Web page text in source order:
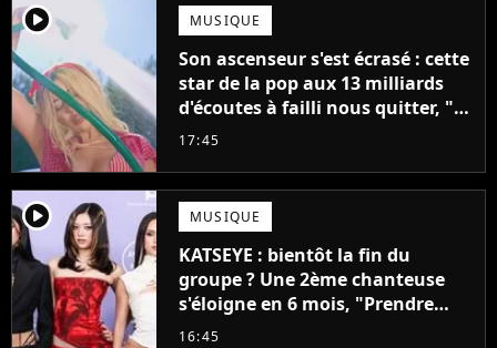
player2 MUSIQUE
Son ascenseur s'est écrasé : cette
star de la pop aux 13 milliards
d'écoutes à failli nous quitter, "Je
pensais ne plus jamais chanter"
17:45
player2 MUSIQUE
KATSEYE : bientôt la fin du
groupe ? Une 2ème chanteuse
s'éloigne en 6 mois, "Prendre
cette décision n’a pas été facile"
16:45